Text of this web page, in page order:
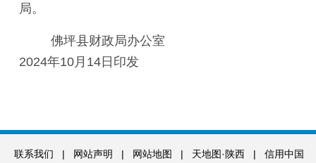
局
佛坪县财政局办公室
2024年10月14日印发
联系我们 | 网站声明 | 网站地图 | 天地图·陕西 | 信用中国